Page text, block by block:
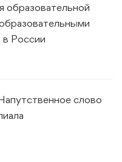
образовательной
в России
слово